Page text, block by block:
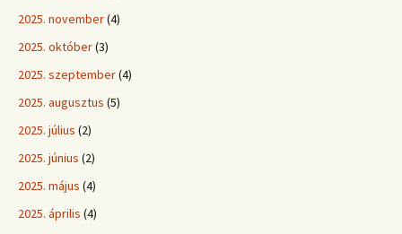
2025. november(4)
2025. október(3)
2025. szeptember(4)
2025. augusztus (5)
2025. július (2)
2025. június (2)
2025. május (4)
2025. április (4)